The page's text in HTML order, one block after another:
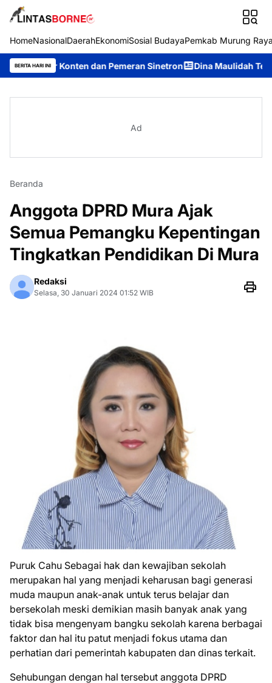
HomeNasionalDaerahEkonomiSosial BudayaPemkab Murung
BERITA HARI INI
Konten dan Pemeran Sinetron Dina Maulidah Terpilih
Ad
Beranda
Anggota DPRD Mura Ajak
Semua Pemangku Kepentingan
Tingkatkan Pendidikan Di Mura
Redaksi
Selasa, 30 Januari 2024 01:52 WIB
Puruk Cahu Sebagai hak dan kewajiban sekolah
merupakan hal yang menjadi keharusan bagi generasi
muda maupun anak-anak untuk terus belajar dan
bersekolah meski demikian masih banyak anak yang
tidak bisa mengenyam bangku sekolah karena berbagai
faktor dan hal itu patut menjadi fokus utama dan
perhatian dari pemerintah kabupaten dan dinas terkait.
Sehubungan dengan hal tersebut anggota DPRD